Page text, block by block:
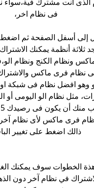
فى نظام اخر،
إلى أسفل الصفحة ثم
ثلاثة أنظمة يمكنك
ونظام الكنج ونظام
نظام فرى ماكس
وهو افضل نظام فى شبكة
مثل نظام الو اليومى أو
فرى ماكس لأى نظام
ذالك اضغط على تغيير
هذة الخطوات سوف يمكنك
في نظام آخر دون